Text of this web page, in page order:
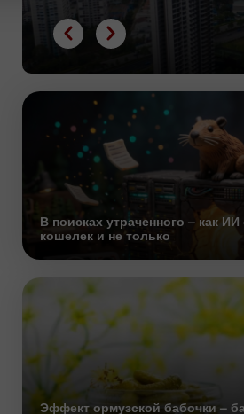
В поисках утраченного – как
кошелек и не только
Эффект ормузской бабочки –